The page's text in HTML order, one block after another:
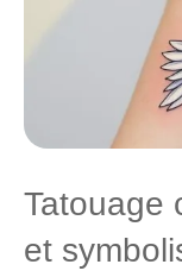
Tatouage
et